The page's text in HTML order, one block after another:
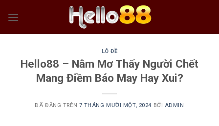
đến
LÔ ĐỀ
Hello88 – Nằm Mơ Thấy Người Chết
Mang Điềm Báo May Hay Xui?
ĐÃ ĐĂNG TRÊN 7 THÁNG MƯỜI MỘT, 2024 BỞI ADMIN